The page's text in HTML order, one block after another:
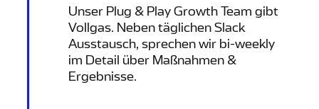
Unser Plug & Play Growth Team gibt
Vollgas. Neben täglichen Slack
Ausstausch, sprechen wir bi-weekly
im Detail über Maßnahmen &
Ergebnisse.